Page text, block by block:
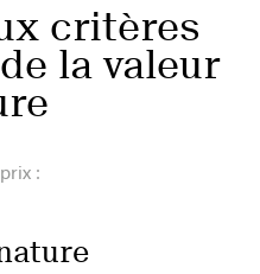
critères
la valeur
: